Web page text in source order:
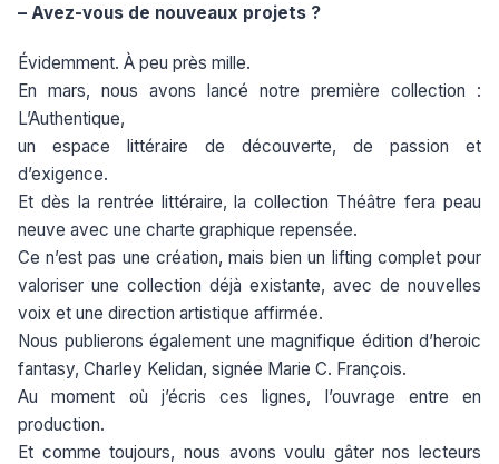
– Avez-vous de nouveaux projets ?
Évidemment. À peu près mille.
En mars, nous avons lancé notre première collection :
L’Authentique,
un espace littéraire de découverte, de passion et
d’exigence.
Et dès la rentrée littéraire, la collection Théâtre fera peau
neuve avec une charte graphique repensée.
Ce n’est pas une création, mais bien un lifting complet pour
valoriser une collection déjà existante, avec de nouvelles
voix et une direction artistique affirmée.
Nous publierons également une magnifique édition d’heroic
fantasy, Charley Kelidan, signée Marie C. François.
Au moment où j’écris ces lignes, l’ouvrage entre en
production.
Et comme toujours, nous avons voulu gâter nos lecteurs